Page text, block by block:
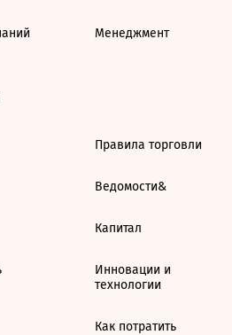
Менеджмент
Правила торговли
Ведомости&
Капитал
Инновации и
технологии
Как потратить